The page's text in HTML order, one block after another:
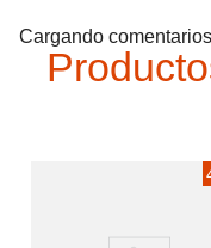
Cargando